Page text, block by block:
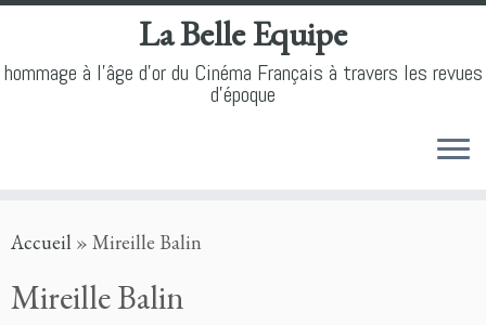
to
La Belle Equipe
hommage à l'âge d'or du Cinéma Français à travers les revues
d'époque
Accueil » Mireille Balin
Mireille Balin